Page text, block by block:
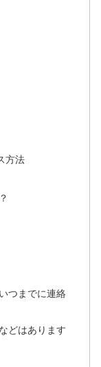
方法
つまでに連絡
どはあります